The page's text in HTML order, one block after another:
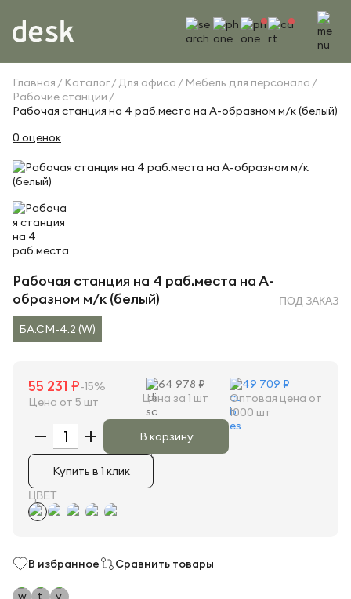
Главная Каталог Для офиса
Мебель для персонала
Рабочие станции
Рабочая станция на 4 раб.места на А-образном м/к (белый)
0 оценок
Рабочая станция на 4 раб.места на А-
образном м/к (белый)
ПОД ЗАКАЗ
БА.СМ-4.2 (W)
55 231 ₽-15%
Цена от 5 шт
64 978 ₽
Цена за 1 шт
49 709 ₽
Оптовая цена от
1000 шт
В корзину
Купить в 1 клик
ЦВЕТ
В избранное Сравнить товары